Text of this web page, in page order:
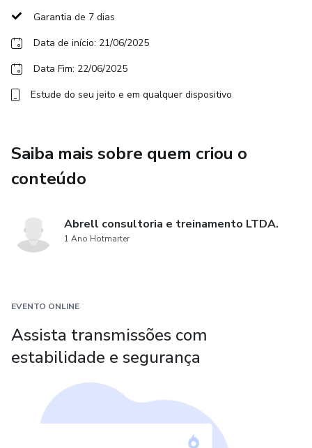
Garantia de 7 dias
Data de início: 21/06/2025
Data Fim: 22/06/2025
Estude do seu jeito e em qualquer dispositivo
Saiba mais sobre quem criou o
conteúdo
Abrell consultoria e treinamento LTDA.
1 Ano Hotmarter
EVENTO ONLINE
Assista transmissões com
estabilidade e segurança